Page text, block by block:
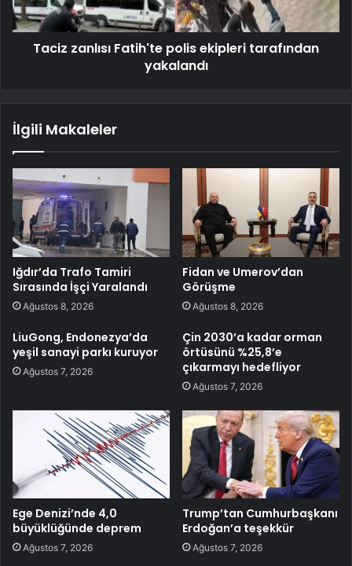
Taciz zanlısı Fatih'te polis ekipleri tarafından
yakalandı
İlgili Makaleler
Iğdır’da Trafo Tamiri
Sırasında İşçi Yaralandı
Ağustos 8, 2026
Fidan ve Umerov’dan
Görüşme
Ağustos 8, 2026
LiuGong, Endonezya’da
yeşil sanayi parkı kuruyor
Ağustos 7, 2026
Çin 2030’a kadar orman
örtüsünü %25,8’e
çıkarmayı hedefliyor
Ağustos 7, 2026
Ege Denizi’nde 4,0
büyüklüğünde deprem
Ağustos 7, 2026
Trump’tan Cumhurbaşkanı
Erdoğan’a teşekkür
Ağustos 7, 2026